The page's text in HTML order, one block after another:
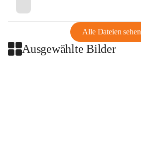
Alle Dateien sehen
Ausgewählte Bilder